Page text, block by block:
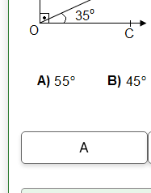
A